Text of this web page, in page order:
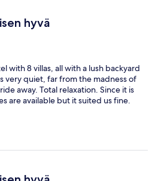
hyvä
with 8 villas, all with a lush backyard
very quiet, far from the madness of
away. Total relaxation. Since it is
are available but it suited us fine.